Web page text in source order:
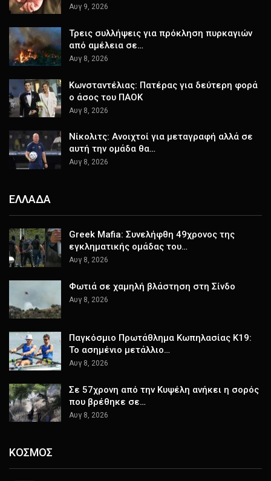
Αυγ 9, 2026
Τρεις συλλήψεις για πρόκληση πυρκαγιών
από αμέλεια σε…
Αυγ 8, 2026
Κωνσταντέλιας: Πατέρας για δεύτερη φορά
ο άσος του ΠΑΟΚ
Αυγ 8, 2026
Νίκολιτς: Ανοιχτοί για μεταγραφή αλλά σε
αυτή την ομάδα θα…
Αυγ 8, 2026
ΕΛΛΑΔΑ
Greek Mafia: Συνελήφθη 49χρονος της
εγκληματικής ομάδας του…
Αυγ 8, 2026
Φωτιά σε χαμηλή βλάστηση στη Σίνδο
Αυγ 8, 2026
Παγκόσμιο Πρωτάθλημα Κωπηλασίας Κ19:
Το ασημένιο μετάλλιο…
Αυγ 8, 2026
Σε 57χρονη από την Κυψέλη ανήκει η σορός
που βρέθηκε σε…
Αυγ 8, 2026
ΚΟΣΜΟΣ